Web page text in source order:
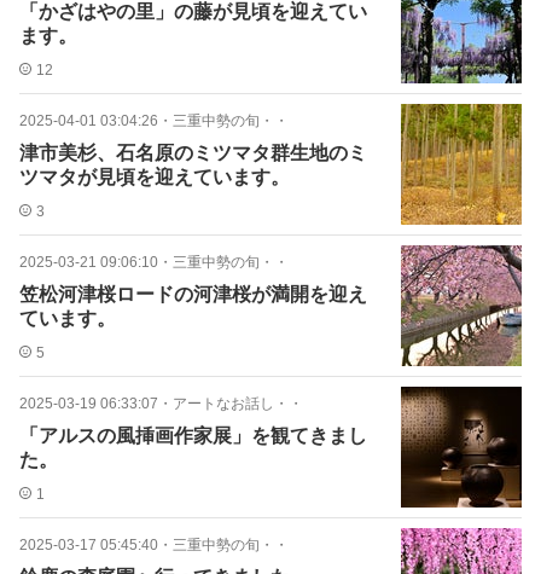
「かざはやの里」の藤が見頃を迎えてい
ます。
12
2025-04-01 03:04:26 ・ 三重中勢の旬・・
津市美杉、石名原のミツマタ群生地のミ
ツマタが見頃を迎えています。
3
2025-03-21 09:06:10 ・ 三重中勢の旬・・
笠松河津桜ロードの河津桜が満開を迎え
ています。
5
2025-03-19 06:33:07 ・ アートなお話し・・
「アルスの風挿画作家展」を観てきまし
た。
1
2025-03-17 05:45:40 ・ 三重中勢の旬・・